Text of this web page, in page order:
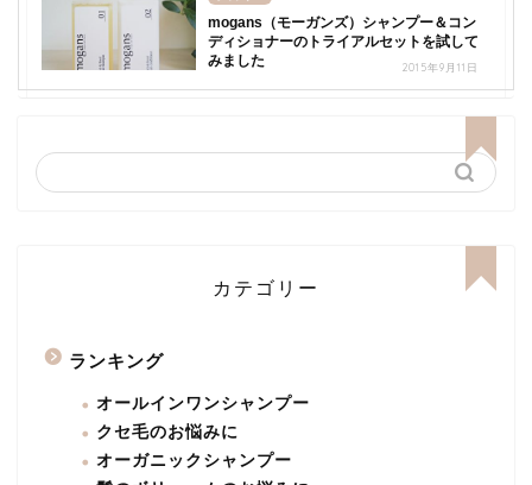
mogans（モーガンズ）シャンプー＆コン
ディショナーのトライアルセットを試して
みました
2015年9月11日
カテゴリー
ランキング
オールインワンシャンプー
クセ毛のお悩みに
オーガニックシャンプー